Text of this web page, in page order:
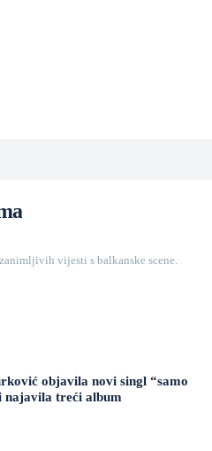
vijesti s balkanske scene.
objavila novi singl “samo
najavila treći album